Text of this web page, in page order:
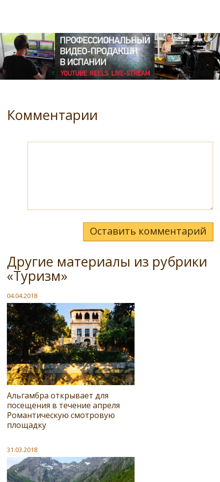
Комментарии
Оставить комментарий
Другие материалы из рубрики
«Туризм»
04.04.2018
Альгамбра открывает для
посещения в течение апреля
Романтическую смотровую
площадку
31.03.2018